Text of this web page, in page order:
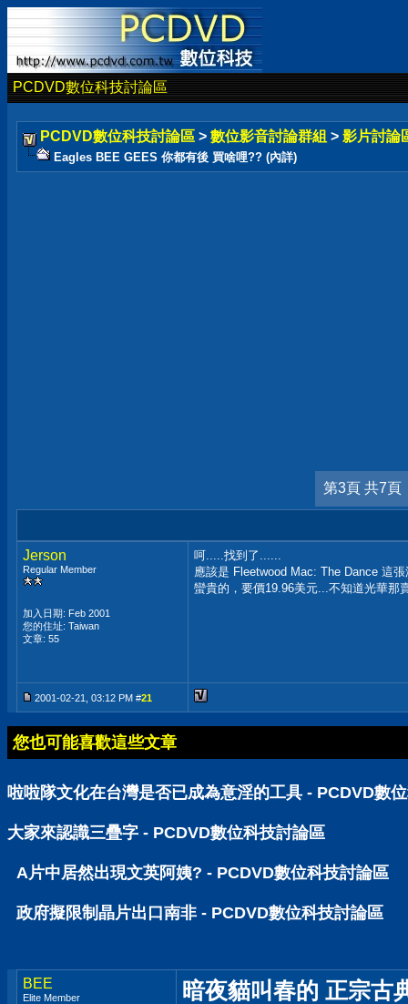
PCDVD數位科技討論區
PCDVD數位科技討論區 > 數位影音討論群組 > 影片討論
Eagles BEE GEES 你都有後 買啥哩?? (內詳)
第3頁 共7頁
Jerson
Regular Member
加入日期: Feb 2001
您的住址: Taiwan
文章: 55
呵.....找到了......
應該是 Fleetwood Mac: The Dance 這
蠻貴的，要價19.96美元...不知道光華那
2001-02-21, 03:12 PM #21
您也可能喜歡這些文章
啦啦隊文化在台灣是否已成為意淫的工具 - PCDVD數
大家來認識三疊字 - PCDVD數位科技討論區
A片中居然出現文英阿姨? - PCDVD數位科技討論區
政府擬限制晶片出口南非 - PCDVD數位科技討論區
BEE
Elite Member 暗夜貓叫春的 正宗